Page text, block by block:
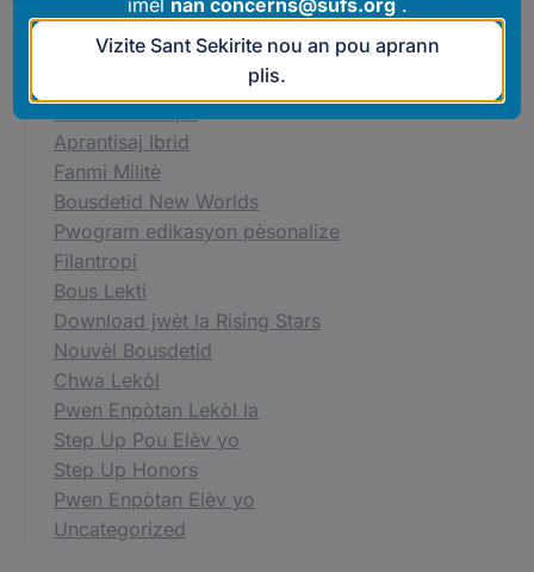
gradye
Edikasyon Lakay
Bousdetid Hope
Aprantisaj Ibrid
Fanmi Militè
Bousdetid New Worlds
Pwogram edikasyon pèsonalize
Filantropi
Bous Lekti
Download jwèt la Rising Stars
Nouvèl Bousdetid
Chwa Lekòl
Pwen Enpòtan Lekòl la
Step Up Pou Elèv yo
Step Up Honors
Pwen Enpòtan Elèv yo
Uncategorized
imèl nan concerns@sufs.org.
Vizite Sant Sekirite nou an pou aprann
plis.